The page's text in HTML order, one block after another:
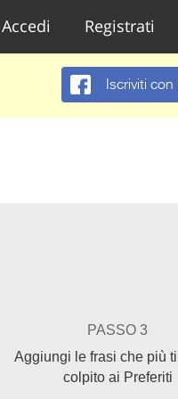
Accedi Registrati
Iscriviti
PASSO 3
Aggiungi le frasi che più
colpito ai Preferiti